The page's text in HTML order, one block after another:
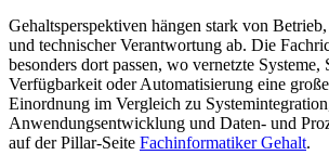
Gehaltsperspektiven hängen stark von
und technischer Verantwortung ab. Die
besonders dort passen, wo vernetzte Systeme,
Verfügbarkeit oder Automatisierung eine
Einordnung im Vergleich zu
Anwendungsentwicklung und Daten- und
auf der Pillar-Seite Fachinformatiker Gehalt.